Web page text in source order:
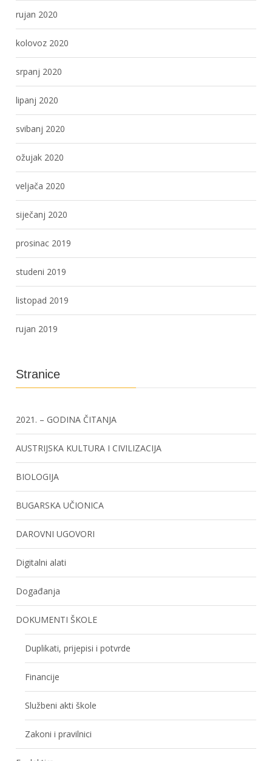
rujan 2020
kolovoz 2020
srpanj 2020
lipanj 2020
svibanj 2020
ožujak 2020
veljača 2020
siječanj 2020
prosinac 2019
studeni 2019
listopad 2019
rujan 2019
Stranice
2021. – GODINA ČITANJA
AUSTRIJSKA KULTURA I CIVILIZACIJA
BIOLOGIJA
BUGARSKA UČIONICA
DAROVNI UGOVORI
Digitalni alati
Događanja
DOKUMENTI ŠKOLE
Duplikati, prijepisi i potvrde
Financije
Službeni akti škole
Zakoni i pravilnici